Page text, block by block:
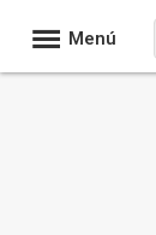
Menú